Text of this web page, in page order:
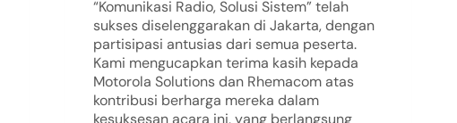
“Komunikasi Radio, Solusi Sistem” telah
sukses diselenggarakan di Jakarta, dengan
partisipasi antusias dari semua peserta.
Kami mengucapkan terima kasih kepada
Motorola Solutions dan Rhemacom atas
kontribusi berharga mereka dalam
kesuksesan acara ini, yang berlangsung